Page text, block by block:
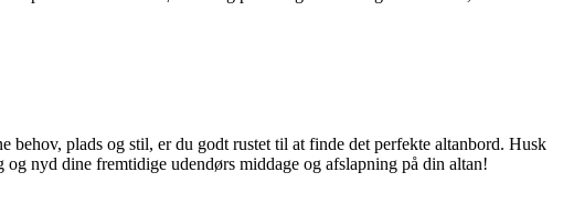
plads og stil, er du godt rustet til at finde det perfekte altanbord. Husk
nyd dine fremtidige udendørs middage og afslapning på din altan!